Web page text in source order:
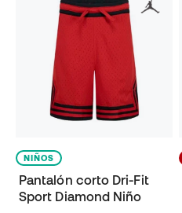
NIÑOS
Pantalón corto Dri-Fit
Sport Diamond Niño